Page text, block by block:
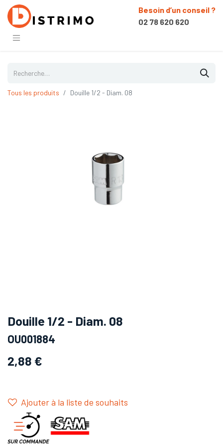
Besoin d’un conseil ?
02 78 620 620
Tous les produits Douille 1/2 - Diam. 08
Douille 1/2 - Diam. 08
OU001884
2,88 €
Ajouter à la liste de souhaits